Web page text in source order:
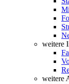
weitere
weitere